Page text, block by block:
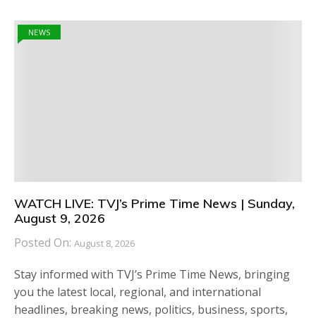
NEWS
WATCH LIVE: TVJ’s Prime Time News | Sunday,
August 9, 2026
Posted On: August 8, 2026
Stay informed with TVJ’s Prime Time News, bringing
you the latest local, regional, and international
headlines, breaking news, politics, business, sports,